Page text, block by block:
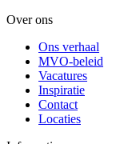
Over ons
Ons verhaal
MVO-beleid
Vacatures
Inspiratie
Contact
Locaties